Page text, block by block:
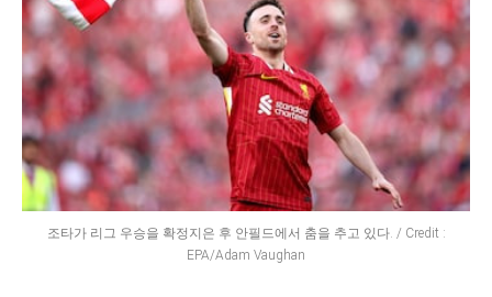
조타가 리그 우승을 확정지은 후 안필드에서 춤을 추고 있다. / Credit :
EPA/Adam Vaughan